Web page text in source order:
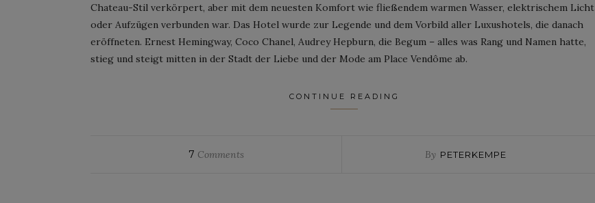
Chateau-Stil verkörpert, aber mit dem neuesten Komfort wie fließendem warmen Wasser, elektrischem Licht
oder Aufzügen verbunden war. Das Hotel wurde zur Legende und dem Vorbild aller Luxushotels, die danach
eröffneten. Ernest Hemingway, Coco Chanel, Audrey Hepburn, die Begum – alles was Rang und Namen hatte,
stieg und steigt mitten in der Stadt der Liebe und der Mode am Place Vendôme ab.
CONTINUE READING
7 Comments By PETERKEMPE